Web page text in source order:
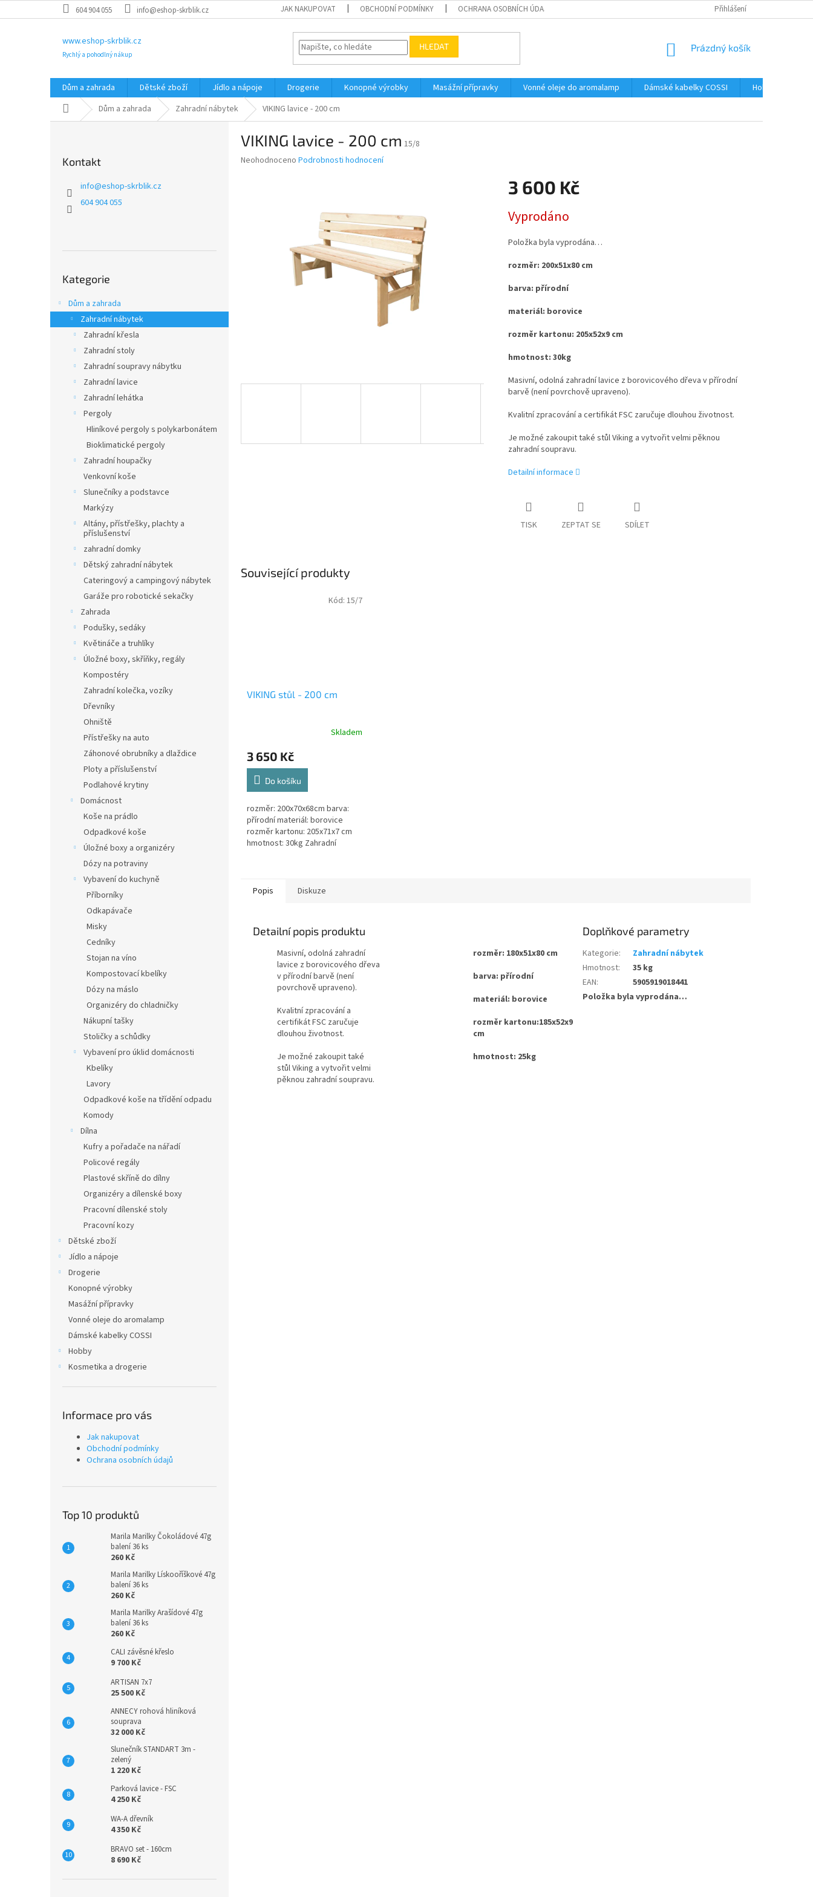
na
604 904 055 info@eshop-skrblik.cz JAK NAKUPOVAT OBCHODNÍ PODMÍNKY OCHRANA OSOBNÍCH ÚDAJŮ Přihlášení
www.eshop-skrblik.cz
Rychlý a pohodlný nákup
HLEDAT
NÁKUPNÍ
Prázdný košík
Dům a zahrada Dětské zboží Jídlo a nápoje Drogerie Konopné výrobky Masážní přípravky Vonné oleje do aromalamp Dámské kabelky COSSI Hobby
Domů Dům a zahrada Zahradní nábytek VIKING lavice - 200 cm
Kontakt
info@eshop-skrblik.cz
604 904 055
kategorie
Kategorie
Dům a zahrada
Zahradní nábytek
Zahradní křesla
Zahradní stoly
Zahradní soupravy nábytku
Zahradní lavice
Zahradní lehátka
Pergoly
Hliníkové pergoly s polykarbonátem
Bioklimatické pergoly
Zahradní houpačky
Venkovní koše
Slunečníky a podstavce
Markýzy
Altány, přístřešky, plachty a
příslušenství
zahradní domky
Dětský zahradní nábytek
Cateringový a campingový nábytek
Garáže pro robotické sekačky
Zahrada
Podušky, sedáky
Květináče a truhlíky
Úložné boxy, skříňky, regály
Kompostéry
Zahradní kolečka, vozíky
Dřevníky
Ohniště
Přístřešky na auto
Záhonové obrubníky a dlaždice
Ploty a příslušenství
Podlahové krytiny
Domácnost
Koše na prádlo
Odpadkové koše
Úložné boxy a organizéry
Dózy na potraviny
Vybavení do kuchyně
Příborníky
Odkapávače
Misky
Cedníky
Stojan na víno
Kompostovací kbelíky
Dózy na máslo
Organizéry do chladničky
Nákupní tašky
Stoličky a schůdky
Vybavení pro úklid domácnosti
Kbelíky
Lavory
Odpadkové koše na třídění odpadu
Komody
Dílna
Kufry a pořadače na nářadí
Policové regály
Plastové skříně do dílny
Organizéry a dílenské boxy
Pracovní dílenské stoly
Pracovní kozy
Dětské zboží
Jídlo a nápoje
Drogerie
Konopné výrobky
Masážní přípravky
Vonné oleje do aromalamp
Dámské kabelky COSSI
Hobby
Kosmetika a drogerie
Informace pro vás
Jak nakupovat
Obchodní podmínky
Ochrana osobních údajů
Top 10 produktů
Marila Marilky Čokoládové 47g
balení 36 ks
260 Kč
Marila Marilky Lískooříškové 47g
balení 36 ks
260 Kč
Marila Marilky Arašídové 47g
balení 36 ks
260 Kč
CALI závěsné křeslo
9 700 Kč
ARTISAN 7x7
25 500 Kč
ANNECY rohová hliníková
souprava
32 000 Kč
Slunečník STANDART 3m -
zelený
1 220 Kč
Parková lavice - FSC
4 250 Kč
WA-A dřevník
4 350 Kč
BRAVO set - 160cm
8 690 Kč
VIKING lavice - 200 cm 15/8
Průměrné
Neohodnoceno Podrobnosti hodnocení
3 600 Kč
cena:
Vyprodáno
Položka byla vyprodána…
rozměr: 200x51x80 cm
barva: přírodní
materiál: borovice
rozměr kartonu: 205x52x9 cm
hmotnost: 30kg
Masivní, odolná zahradní lavice z borovicového dřeva v přírodní
barvě (není povrchově upraveno).
Kvalitní zpracování a certifikát FSC zaručuje dlouhou životnost.
Je možné zakoupit také stůl Viking a vytvořit velmi pěknou
zahradní soupravu.
Detailní informace
TISK ZEPTAT SE SDÍLET
Související produkty
VIKING stůl - 200 cm
Skladem
3 650 Kč
Do košíku
rozměr: 200x70x68cm barva:
přírodní materiál: borovice
rozměr kartonu: 205x71x7 cm
hmotnost: 30kg Zahradní
Kód: 15/7
Popis Diskuze
Detailní popis produktu
Masivní, odolná zahradní
lavice z borovicového dřeva
v přírodní barvě (není
povrchově upraveno).
Kvalitní zpracování a
certifikát FSC zaručuje
dlouhou životnost.
Je možné zakoupit také
stůl Viking a vytvořit velmi
pěknou zahradní soupravu.
rozměr: 180x51x80 cm
barva: přírodní
materiál: borovice
rozměr kartonu:185x52x9
cm
hmotnost: 25kg
Doplňkové parametry
Kategorie:
Zahradní nábytek
Hmotnost:
35 kg
EAN:
5905919018441
Položka byla vyprodána…